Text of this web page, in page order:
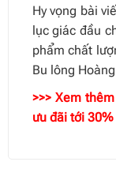
Hy vọng bài
lục giác đầu
phẩm chất
Bu lông
>>> Xem
ưu đãi tới 30%